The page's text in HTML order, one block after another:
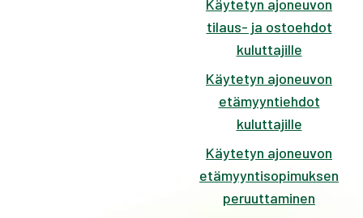
Käytetyn ajoneuvon
tilaus- ja ostoehdot
kuluttajille
Käytetyn ajoneuvon
etämyyntiehdot
kuluttajille
Käytetyn ajoneuvon
etämyyntisopimuksen
peruuttaminen